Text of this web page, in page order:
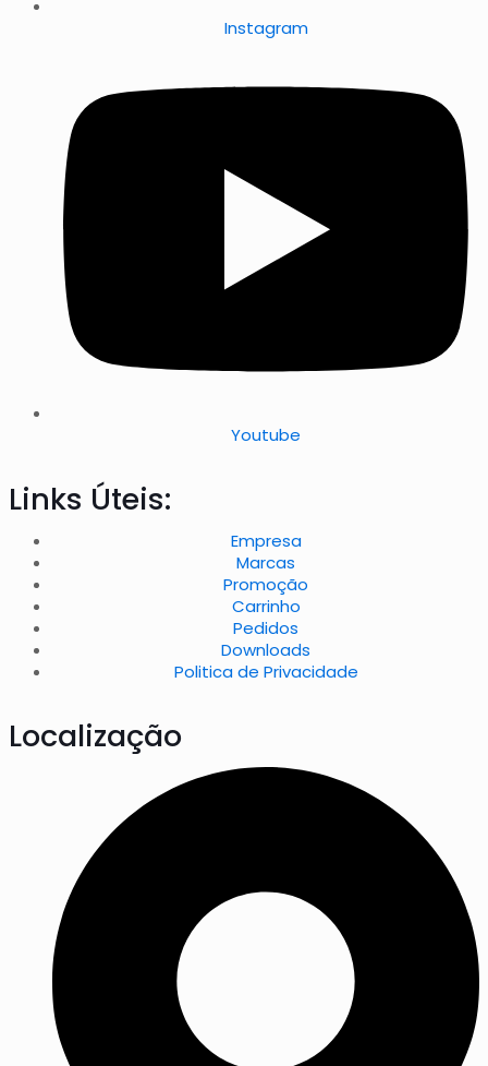
Instagram
Youtube
Links Úteis:
Empresa
Marcas
Promoção
Carrinho
Pedidos
Downloads
Politica de Privacidade
Localização